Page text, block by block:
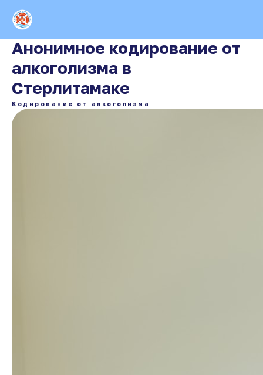
Анонимное кодирование от
алкоголизма в
Стерлитамаке
Кодирование от алкоголизма